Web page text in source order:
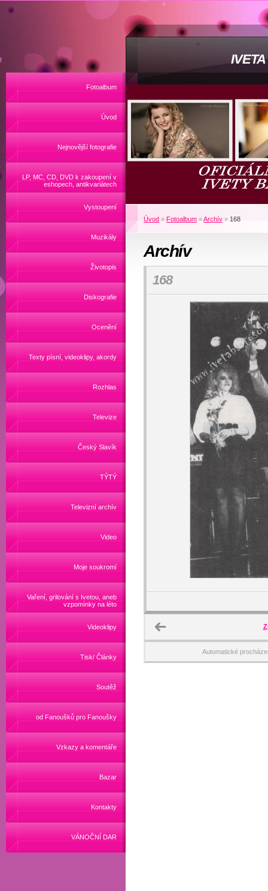
Fotoalbum
Úvod
Nejnovější fotografie
LP, MC, CD, DVD k zakoupení v
eshopech, antikvariátech
Vystoupení
Muzikály
Životopis
Diskografie
Ocenění
Texty písní, videoklipy, akordy
Rozhlas
Televize
Český Slavík
TÝTÝ
Televizní archív
Video
Moje soukromí
Vaření, grilování s Ivetou, aneb
vzpomínky na léto
Videoklipy
Tisk/ Články
Soutěž
od Fanoušků pro Fanoušky
Vzkazy a komentáře
Bazar
Kontakty
VÁNOČNÍ DAR
Úvod » Fotoalbum »Archív » 168
Archív
168
Automatické